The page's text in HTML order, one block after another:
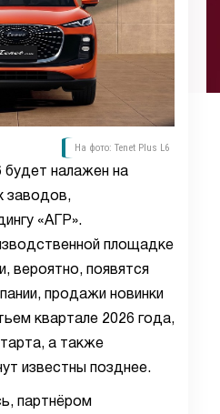
На фото: Tenet Plus L6
будет налажен на
заводов,
«АГР».
площадке
вероятно, появятся
продажи новинки
квартале 2026 года,
а также
известны позднее.
партнёром